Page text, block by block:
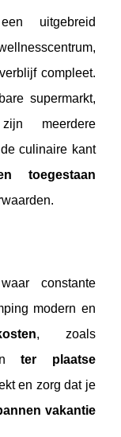
uitgebreid
compleet.
supermarkt,
meerdere
culinaire kant
toegestaan
constante
modern en
, zoals
ter plaatse
en zorg dat je
vakantie